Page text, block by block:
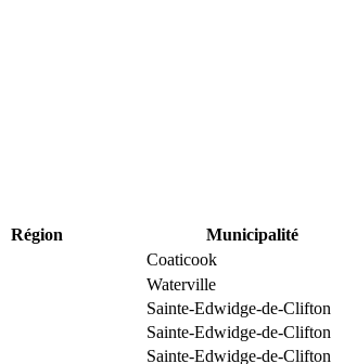
Région Municipalité
Coaticook
Waterville
Sainte-Edwidge-de-Clifton
Sainte-Edwidge-de-Clifton
Sainte-Edwidge-de-Clifton